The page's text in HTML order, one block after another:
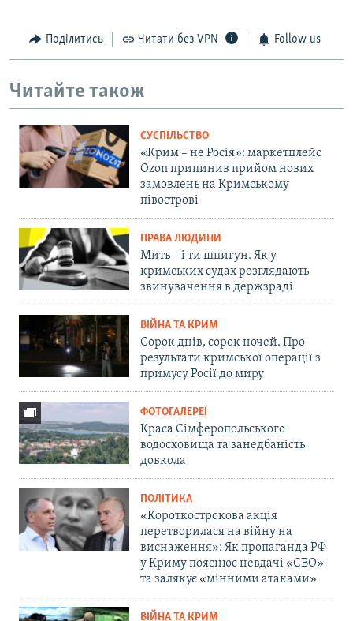
Поділитись Читати без VPN Follow us
Читайте також
СУСПІЛЬСТВО
«Крим – не Росія»: маркетплейс
Ozon припинив прийом нових
замовлень на Кримському
півострові
ПРАВА ЛЮДИНИ
Мить – і ти шпигун. Як у
кримських судах розглядають
звинувачення в держзраді
ВІЙНА ТА КРИМ
Сорок днів, сорок ночей. Про
результати кримської операції з
примусу Росії до миру
ФОТОГАЛЕРЕЇ
Краса Сімферопольського
водосховища та занедбаність
довкола
ПОЛІТИКА
«Короткострокова акція
перетворилася на війну на
виснаження»: Як пропаганда РФ
у Криму пояснює невдачі «СВО»
та залякує «мінними атаками»
ВІЙНА ТА КРИМ